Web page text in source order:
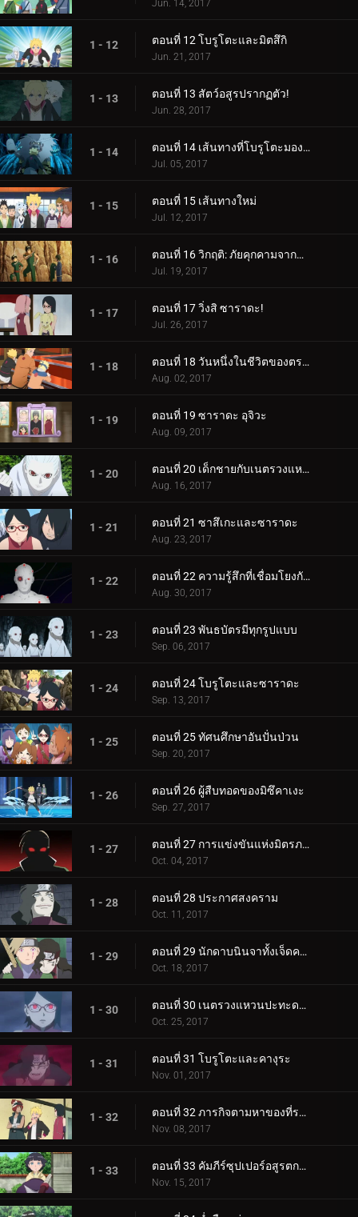
Jun. 14, 2017
1 - 12 ตอนที่ 12 โบรูโตะและมิตสึกิ
Jun. 21, 2017
1 - 13 ตอนที่ 13 สัตว์อสูรปรากฏตัว!
Jun. 28, 2017
1 - 14 ตอนที่ 14 เส้นทางที่โบรูโตะมองเห็น
Jul. 05, 2017
1 - 15 ตอนที่ 15 เส้นทางใหม่
Jul. 12, 2017
1 - 16 ตอนที่ 16 วิกฤติ: ภัยคุกคามจากความล้มเหลว!
Jul. 19, 2017
1 - 17 ตอนที่ 17 วิ่งสิ ซาราดะ!
Jul. 26, 2017
1 - 18 ตอนที่ 18 วันหนึ่งในชีวิตของตระกูลอุซึมากิ
Aug. 02, 2017
1 - 19 ตอนที่ 19 ซาราดะ อุจิวะ
Aug. 09, 2017
1 - 20 ตอนที่ 20 เด็กชายกับเนตรวงแหวน
Aug. 16, 2017
1 - 21 ตอนที่ 21 ซาสึเกะและซาราดะ
Aug. 23, 2017
1 - 22 ตอนที่ 22 ความรู้สึกที่เชื่อมโยงกัน
Aug. 30, 2017
1 - 23 ตอนที่ 23 พันธบัตรมีทุกรูปแบบ
Sep. 06, 2017
1 - 24 ตอนที่ 24 โบรูโตะและซาราดะ
Sep. 13, 2017
1 - 25 ตอนที่ 25 ทัศนศึกษาอันปั่นป่วน
Sep. 20, 2017
1 - 26 ตอนที่ 26 ผู้สืบทอดของมิซึคาเงะ
Sep. 27, 2017
1 - 27 ตอนที่ 27 การแข่งขันแห่งมิตรภาพของชิโนบิ
Oct. 04, 2017
1 - 28 ตอนที่ 28 ประกาศสงคราม
Oct. 11, 2017
1 - 29 ตอนที่ 29 นักดาบนินจาทั้งเจ็ดคนใหม่!
Oct. 18, 2017
1 - 30 ตอนที่ 30 เนตรวงแหวนปะทะดาบสายฟ้า เขี้ยวคิบะ!
Oct. 25, 2017
1 - 31 ตอนที่ 31 โบรูโตะและคางุระ
Nov. 01, 2017
1 - 32 ตอนที่ 32 ภารกิจตามหาของที่ระลึก
Nov. 08, 2017
1 - 33 ตอนที่ 33 คัมภีร์ซุปเปอร์อสูรตกต่ำ!
Nov. 15, 2017